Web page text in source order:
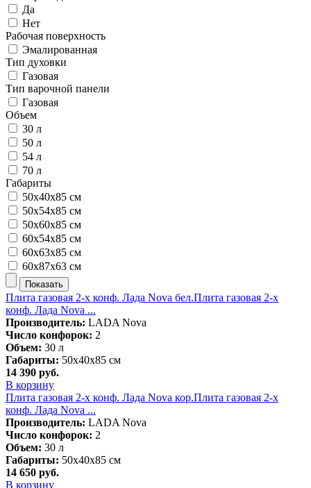
Да
Нет
Рабочая поверхность
Эмалированная
Тип духовки
Газовая
Тип варочной панели
Газовая
Объем
30 л
50 л
54 л
70 л
Габариты
50х40х85 см
50х54х85 см
50х60х85 см
60х54х85 см
60х63х85 см
60х87х63 см
Плита газовая 2-х конф. Лада Nova бел.Плита газовая 2-х
конф. Лада Nova ...
Производитель: LADA Nova
Число конфорок: 2
Объем: 30 л
Габариты: 50х40х85 см
14 390 руб.
В корзину
Плита газовая 2-х конф. Лада Nova кор.Плита газовая 2-х
конф. Лада Nova ...
Производитель: LADA Nova
Число конфорок: 2
Объем: 30 л
Габариты: 50х40х85 см
14 650 руб.
В корзину